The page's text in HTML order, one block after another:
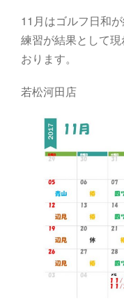
11月はゴルフ日和
練習が結果として
おります。
若松河田店